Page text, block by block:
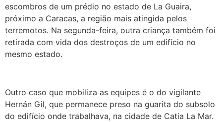
escombros de um prédio no estado de La Guaira,
próximo a Caracas, a região mais atingida pelos
terremotos. Na segunda-feira, outra criança também foi
retirada com vida dos destroços de um edifício no
mesmo estado.
Outro caso que mobiliza as equipes é o do vigilante
Hernán Gil, que permanece preso na guarita do subsolo
do edifício onde trabalhava, na cidade de Catia La Mar.